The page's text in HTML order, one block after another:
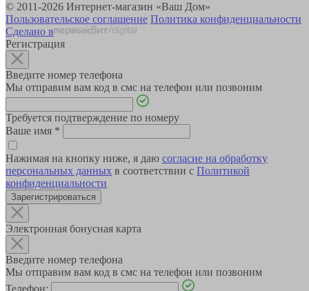
© 2011-2026 Интернет-магазин «Ваш Дом»
Пользовательское соглашение Политика конфиденциальности
Сделано в
Регистрация
Введите номер телефона
Мы отправим вам код в смс на телефон или позвоним
Требуется подтверждение по номеру
Ваше имя *
Нажимая на кнопку ниже, я даю согласие на обработку
персональных данных в соответствии с Политикой
конфиденциальности
Зарегистрироваться
Электронная бонусная карта
Введите номер телефона
Мы отправим вам код в смс на телефон или позвоним